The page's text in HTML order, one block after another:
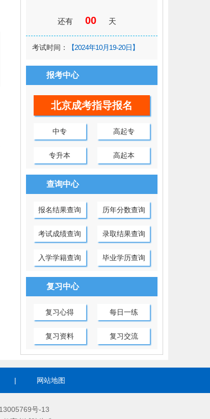
还有 00 天
考试时间： 【2024年10月19-20日】
报考中心
北京成考指导报名
中专 高起专
专升本 高起本
查询中心
报名结果查询 历年分数查询
考试成绩查询 录取结果查询
入学学籍查询 毕业学历查询
复习中心
复习心得 每日一练
复习资料 复习交流
| 网站地图
号-13